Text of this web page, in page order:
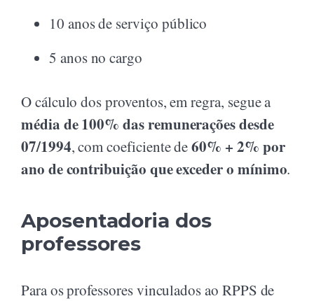
10 anos de serviço público
5 anos no cargo
O cálculo dos proventos, em regra, segue a
média de 100% das remunerações desde
07/1994, com coeficiente de60% + 2% por
ano de contribuição que exceder o mínimo.
Aposentadoria dos
professores
Para os professores vinculados ao RPPS de